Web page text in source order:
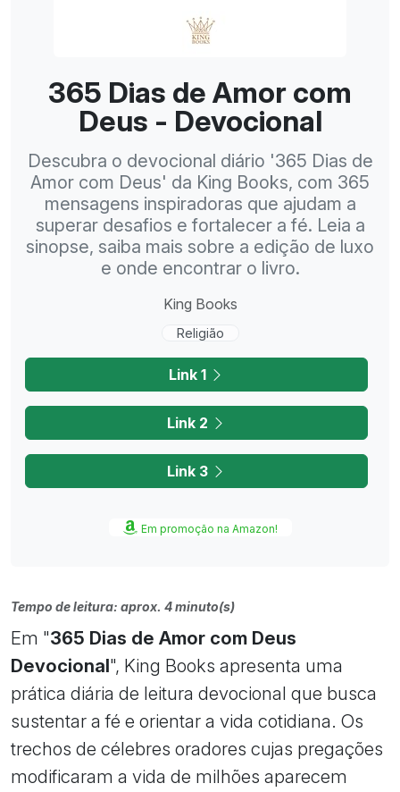
365 Dias de Amor com
Deus - Devocional
Descubra o devocional diário '365 Dias de
Amor com Deus' da King Books, com 365
mensagens inspiradoras que ajudam a
superar desafios e fortalecer a fé. Leia a
sinopse, saiba mais sobre a edição de luxo
e onde encontrar o livro.
King Books
Religião
Link 1
Link 2
Link 3
Em promoção na Amazon!
Tempo de leitura: aprox. 4 minuto(s)
Em "365 Dias de Amor com Deus
Devocional", King Books apresenta uma
prática diária de leitura devocional que busca
sustentar a fé e orientar a vida cotidiana. Os
trechos de célebres oradores cujas pregações
modificaram a vida de milhões aparecem